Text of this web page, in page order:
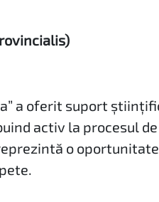
a oferit suport
activ la procesul
o